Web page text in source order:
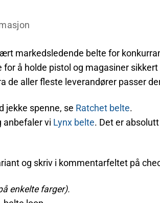
markedsledende belte for
å holde pistol og magasiner sikkert
de aller fleste leverandører passer
jekke spenne, se Ratchet belte.
anbefaler vi Lynx belte. Det er
og skriv i kommentarfeltet på
enkelte farger).